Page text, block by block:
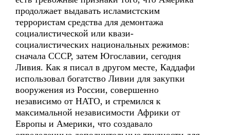
продолжает выдавать исламистским
террористам средства для демонтажа
социалистической или квази-
социалистических национальных режимов:
сначала СССР, затем Югославии, сегодня
Ливия. Как я писал в другом месте, Каддафи
использовал богатство Ливии для закупки
вооружения из России, совершенно
независимо от НАТО, и стремился к
максимальной независимости Африки от
Европы и Америки, что создавало